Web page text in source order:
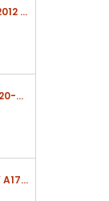
TOYOTA AVENSIS 2012 (PHASE 2)
TOYOTA HILUX (2020-2021)
SAMSUNG GALAXY A17 (4GO/128GO)